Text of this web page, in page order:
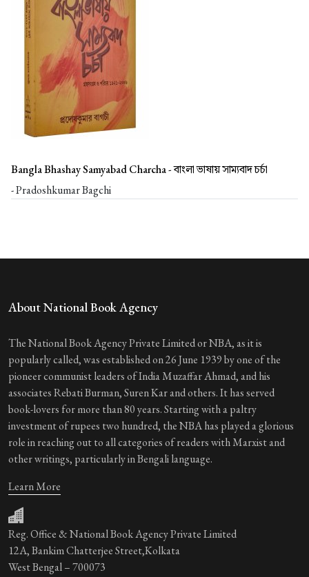
Bangla Bhashay Samyabad Charcha -বাংলা ভাষায় সাম্যবাদ চর্চা
- Pradoshkumar Bagchi
About National Book Agency
The National Book Agency Private Limited or NBA, as it is
popularly called, was established on 26 June 1939 by one of the
pioneer communist leaders of India Muzaffar Ahmad, and his
associates Rebati Burman, Suren Kar and others. It has served
book-lovers for more than 80 years. Starting with a paltry
investment of rupees two hundred, the NBA has played a glorious
role in reaching out to all categories of readers with Marxist and
other writings, particularly in Bengali language.
Learn More
Reg. Office & National Book Agency Private Limited
12A, Bankim Chatterjee Street,Kolkata
West Bengal – 700073